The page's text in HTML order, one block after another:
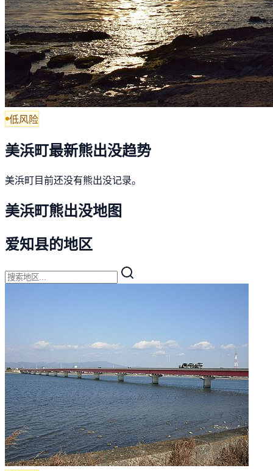
低风险
美浜町最新熊出没趋势
美浜町目前还没有熊出没记录。
美浜町熊出没地图
爱知县的地区